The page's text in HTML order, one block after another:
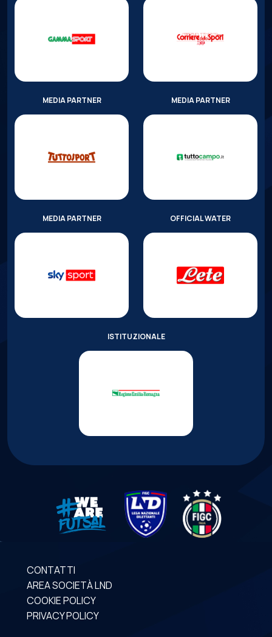
MEDIA PARTNER MEDIA PARTNER
MEDIA PARTNER OFFICIAL WATER
ISTITUZIONALE
CONTATTI
AREA SOCIETÀ LND
COOKIE POLICY
PRIVACY POLICY